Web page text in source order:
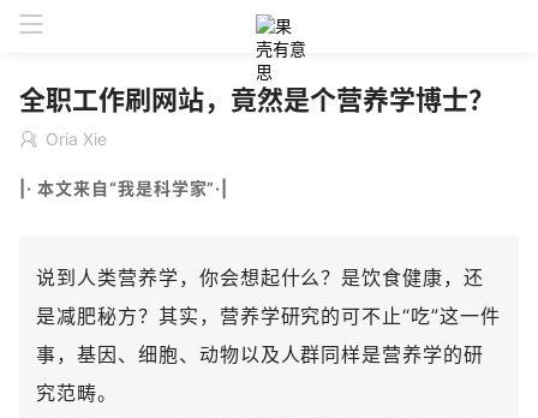
全职工作刷网站，竟然是个营养学博士？
Oria Xie
|· 本文来自“我是科学家”·|
说到人类营养学，你会想起什么？是饮食健康，还
是减肥秘方？其实，营养学研究的可不止“吃”这一件
事，基因、细胞、动物以及人群同样是营养学的研
究范畴。